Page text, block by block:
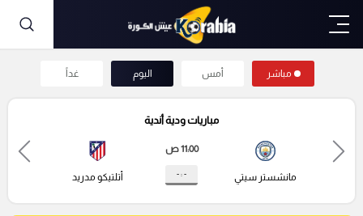
مباشر أمس اليوم غداً
مباريات ودية أندية
مانشستر سيتي
11:00 ص
- : - أتلتيكو مدريد